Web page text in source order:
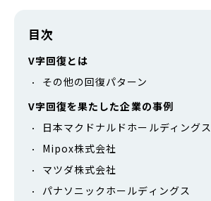
目次
V字回復とは
その他の回復パターン
V字回復を果たした企業の事例
日本マクドナルドホールディングス
Mipox株式会社
マツダ株式会社
パナソニックホールディングス